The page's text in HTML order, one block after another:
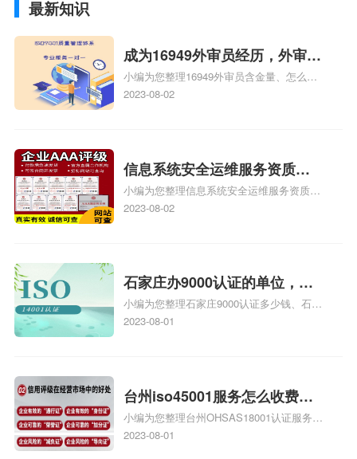
最新知识
成为16949外审员经历，外审员
16949
小编为您整理16949外审员含金量、怎么才
能成为注册的TS16949:2009的外审员、我
2023-08-02
信息系统安全运维服务资质二
级费用，信息系统安全运维服
务资质二级
小编为您整理信息系统安全运维服务资质认
证证书机构有哪些、安全运维服务资质的费
体系认证知识，详情可查看下方正文！
2023-08-02
石家庄办9000认证的单位，石
家庄9000认证的公司
小编为您整理石家庄9000认证多少钱、石家
庄9000认证价格多少钱、石家庄9000认证
2023-08-01
台州iso45001服务怎么收费，
台州iso45001认证服务怎么收
费
小编为您整理台州OHSAS18001认证服务中
心哪家收费便宜、台州ISO9000认证，哪个
2023-08-01